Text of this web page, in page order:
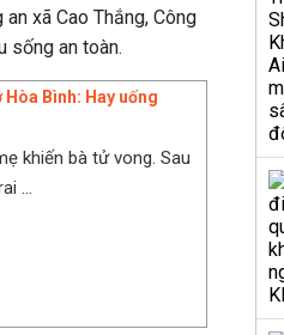
xã Cao Thắng, Công
sống an toàn.
Bình: Hay uống
khiến bà tử vong. Sau
...